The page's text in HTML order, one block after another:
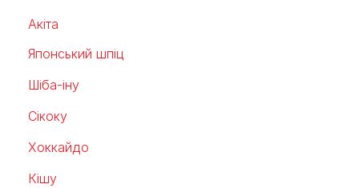
Акіта
Японський шпіц
Шіба-іну
Сікоку
Хоккайдо
Кішу